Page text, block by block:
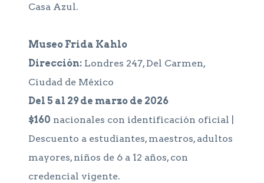
Casa Azul.
Museo Frida Kahlo
Dirección: Londres 247, Del Carmen,
Ciudad de México
Del 5 al 29 de marzo de 2026
$160 nacionales con identificación oficial |
Descuento a estudiantes, maestros, adultos
mayores, niños de 6 a 12 años, con
credencial vigente.